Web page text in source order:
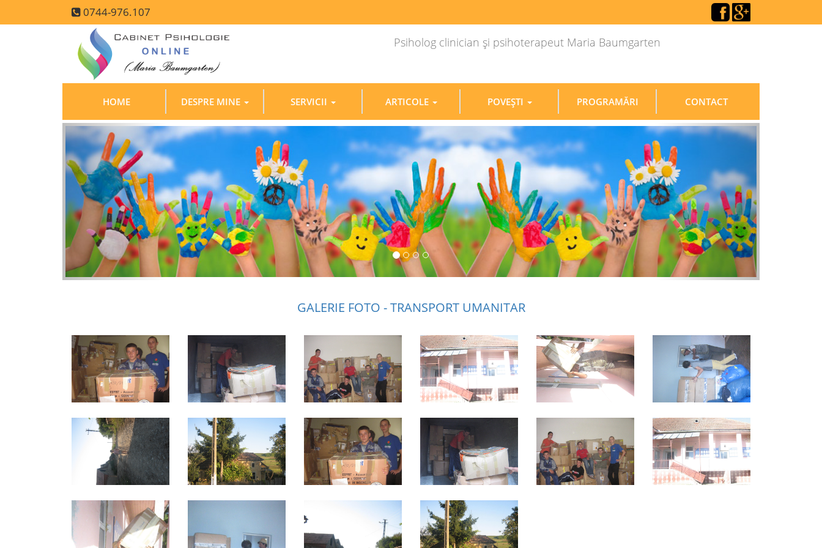
0744-976.107
Psiholog clinician şi psihoterapeut Maria Baumgarten
HOME DESPRE MINE SERVICII ARTICOLE POVEŞTI PROGRAMĂRI CONTACT
Precedenta Urmatoarea
GALERIE FOTO - TRANSPORT UMANITAR